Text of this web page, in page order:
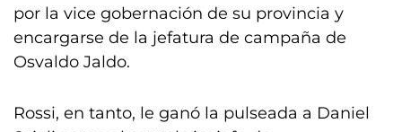
por la vice gobernación de su provincia y
encargarse de la jefatura de campaña de
Osvaldo Jaldo.
Rossi, en tanto, le ganó la pulseada a Daniel